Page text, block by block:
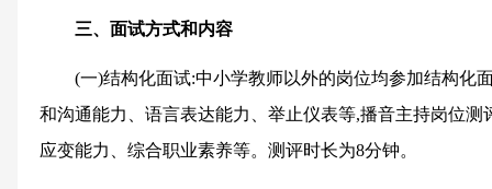
三、面试方式和内容
(一)结构化面试:中小学教师以外的岗位均参加结构化
和沟通能力、语言表达能力、举止仪表等,播音主持岗位
应变能力、综合职业素养等。测评时长为8分钟。